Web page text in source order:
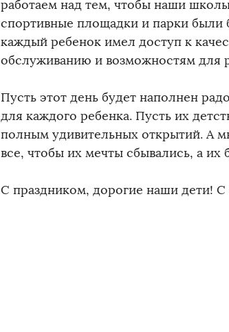
работаем над тем, чтобы наши
спортивные площадки и парки были
каждый ребенок имел доступ к
обслуживанию и возможностям для
Пусть этот день будет наполнен
для каждого ребенка. Пусть их
полным удивительных открытий. А
все, чтобы их мечты сбывались, а
С праздником, дорогие наши дети!